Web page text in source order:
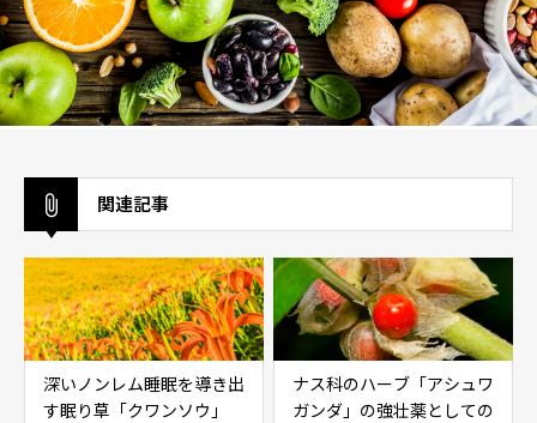
関連記事
深いノンレム睡眠を導き出
す眠り草「クワンソウ」
ナス科のハーブ「アシュワ
ガンダ」の強壮薬としての